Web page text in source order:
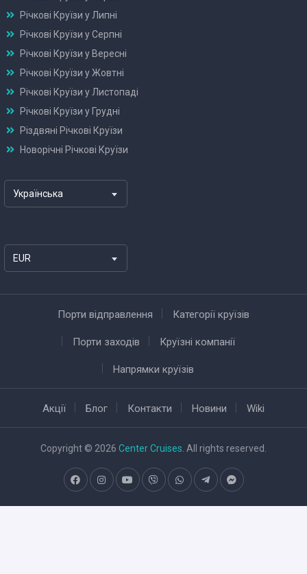
Річкові Круїзи у Липні
Річкові Круїзи у Серпні
Річкові Круїзи у Вересні
Річкові Круїзи у Жовтні
Річкові Круїзи у Листопаді
Річкові Круїзи у Грудні
Різдвяні Річкові Круїзи
Новорічні Річкові Круїзи
Українська
EUR
Порти відправлення Категорії круїзів
Порти заходів Круїзні компанії
Напрямки круїзів
Акції Блог Контакти Новини Wiki
Copyright © 2026 Center Cruises . All rights reserved.